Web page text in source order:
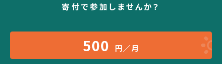
寄付で参加しませんか？
500 円／月